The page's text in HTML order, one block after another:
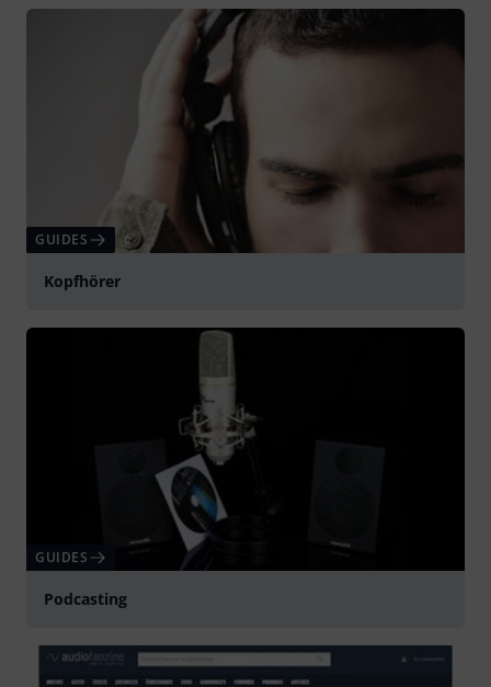
GUIDES
Kopfhörer
GUIDES
Podcasting